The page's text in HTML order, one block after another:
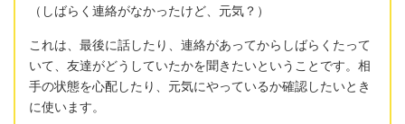
（しばらく連絡がなかったけど、元気？）
これは、最後に話したり、連絡があってからしばらくたって
いて、友達がどうしていたかを聞きたいということです。相
手の状態を心配したり、元気にやっているか確認したいとき
に使います。